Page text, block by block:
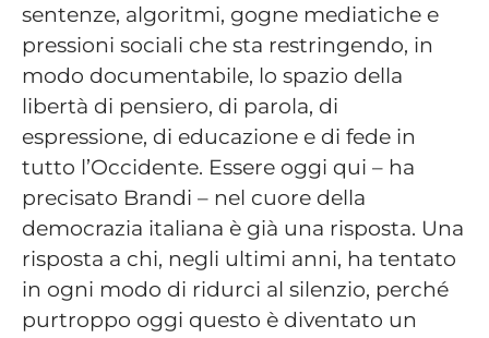
sentenze, algoritmi, gogne mediatiche e
pressioni sociali che sta restringendo, in
modo documentabile, lo spazio della
libertà di pensiero, di parola, di
espressione, di educazione e di fede in
tutto l’Occidente. Essere oggi qui – ha
precisato Brandi – nel cuore della
democrazia italiana è già una risposta. Una
risposta a chi, negli ultimi anni, ha tentato
in ogni modo di ridurci al silenzio, perché
purtroppo oggi questo è diventato un